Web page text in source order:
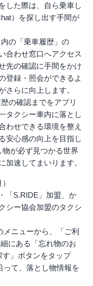
した際は、自ら乗車し
）を探し出す手間が
の「乗車履歴」の
合わせ窓口へアクセス
先の確認に手間をかけ
登録・照会ができるよ
さらに向上します。
の確認までをアプリ
タクシー車内に落とし
わせできる環境を整え
安心感の向上を目指し
が必ず見つかる世界
加速してまいります。
「S.RIDE」加盟、か
シー協会加盟のタクシ
ニューから、「ご利
にある「忘れ物のお
す」ボタンをタップ
て、落とし物情報を